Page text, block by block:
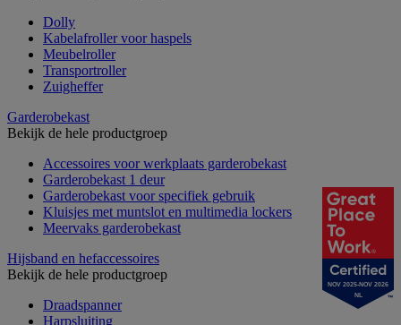
Dolly
Kabelafroller voor haspels
Meubelroller
Transportroller
Zuigheffer
Garderobekast
Bekijk de hele productgroep
Accessoires voor werkplaats garderobekast
Garderobekast 1 deur
Garderobekast voor specifiek gebruik
Kluisjes met muntslot en multimedia lockers
Meervaks garderobekast
Hijsband en hefaccessoires
Bekijk de hele productgroep
Draadspanner
Harpsluiting
NOV 2025-NOV 2026
NL